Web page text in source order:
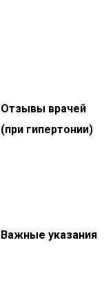
Отзывы врачей
(при гипертонии)
Важные указания